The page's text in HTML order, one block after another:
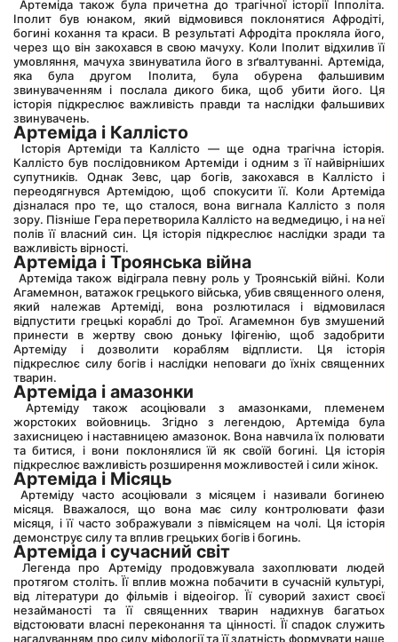
Іполит був юнаком, який відмовився поклонятися Афродіті,
богині кохання та краси. В результаті Афродіта прокляла його,
через що він закохався в свою мачуху. Коли Іполит відхилив її
умовляння, мачуха звинуватила його в зґвалтуванні. Артеміда,
яка була другом Іполита, була обурена фальшивим
звинуваченням і послала дикого бика, щоб убити його. Ця
історія підкреслює важливість правди та наслідки фальшивих
звинувачень.
Артеміда і Каллісто
Каллісто був послідовником Артеміди і одним з її найвірніших
супутників. Однак Зевс, цар богів, закохався в Каллісто і
переодягнувся Артемідою, щоб спокусити її. Коли Артеміда
дізналася про те, що сталося, вона вигнала Каллісто з поля
зору. Пізніше Гера перетворила Каллісто на ведмедицю, і на неї
полів її власний син. Ця історія підкреслює наслідки зради та
важливість вірності.
Артеміда і Троянська війна
Агамемнон, ватажок грецького війська, убив священного оленя,
який належав Артеміді, вона розлютилася і відмовилася
відпустити грецькі кораблі до Трої. Агамемнон був змушений
принести в жертву свою доньку Іфігенію, щоб задобрити
Артеміду і дозволити кораблям відплисти. Ця історія
підкреслює силу богів і наслідки неповаги до їхніх священних
тварин.
Артеміда і амазонки
Артеміду також асоціювали з амазонками, племенем
жорстоких войовниць. Згідно з легендою, Артеміда була
захисницею і наставницею амазонок. Вона навчила їх полювати
та битися, і вони поклонялися їй як своїй богині. Ця історія
підкреслює важливість розширення можливостей і сили жінок.
Артеміда і Місяць
Артеміду часто асоціювали з місяцем і називали богинею
місяця. Вважалося, що вона має силу контролювати фази
місяця, і її часто зображували з півмісяцем на чолі. Ця історія
демонструє силу та вплив грецьких богів і богинь.
Артеміда і сучасний світ
протягом століть. Її вплив можна побачити в сучасній культурі,
від літератури до фільмів і відеоігор. Її суворий захист своєї
незайманості та її священних тварин надихнув багатьох
відстоювати власні переконання та цінності. Її спадок служить
нагадуванням про силу міфології та її здатність формувати наше